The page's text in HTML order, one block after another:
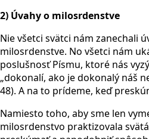
2) Úvahy o milosrdenstve
Nie všetci svätci nám zanechali
milosrdenstve. No všetci nám
poslušnosť Písmu, ktoré nás
„dokonalí, ako je dokonalý náš
48). A na to prídeme, keď
Namiesto toho, aby sme len
milosrdenstvo praktizovala